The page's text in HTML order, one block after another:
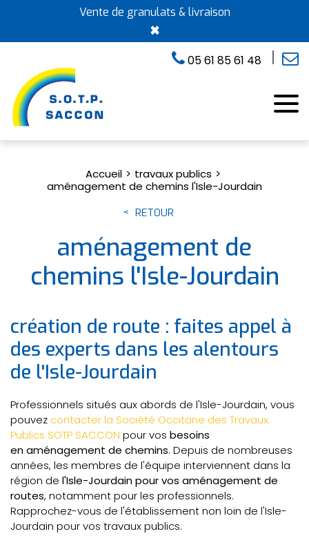
Vente de granulats & livraison
×
05 61 85 61 48
Accueil
travaux publics
aménagement de chemins l'Isle-Jourdain
RETOUR
aménagement de
chemins l'Isle-Jourdain
création de route : faites appel à
des experts dans les alentours
de l'Isle-Jourdain
Professionnels situés aux abords de l'Isle-Jourdain, vous
pouvez contacter la Société Occitane des Travaux
Publics SOTP SACCON pour vos besoins
en aménagement de chemins. Depuis de nombreuses
années, les membres de l'équipe interviennent dans la
région de l'Isle-Jourdain pour vos aménagement de
routes, notamment pour les professionnels.
Rapprochez-vous de l'établissement non loin de l'Isle-
Jourdain pour vos travaux publics.